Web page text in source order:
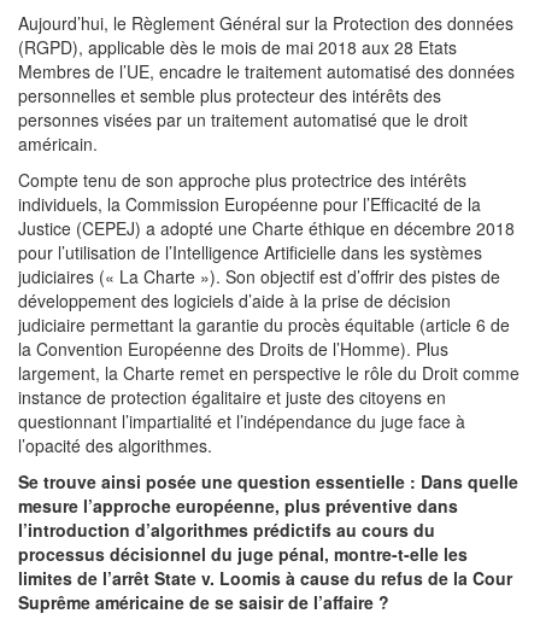
Aujourd’hui, le Règlement Général sur la Protection des données
(RGPD), applicable dès le mois de mai 2018 aux 28 Etats
Membres de l’UE, encadre le traitement automatisé des données
personnelles et semble plus protecteur des intérêts des
personnes visées par un traitement automatisé que le droit
américain.
Compte tenu de son approche plus protectrice des intérêts
individuels, la Commission Européenne pour l’Efficacité de la
Justice (CEPEJ) a adopté une Charte éthique en décembre 2018
pour l’utilisation de l’Intelligence Artificielle dans les systèmes
judiciaires (« La Charte »). Son objectif est d’offrir des pistes de
développement des logiciels d’aide à la prise de décision
judiciaire permettant la garantie du procès équitable (article 6 de
la Convention Européenne des Droits de l’Homme). Plus
largement, la Charte remet en perspective le rôle du Droit comme
instance de protection égalitaire et juste des citoyens en
questionnant l’impartialité et l’indépendance du juge face à
l’opacité des algorithmes.
Se trouve ainsi posée une question essentielle : Dans quelle
mesure l’approche européenne, plus préventive dans
l’introduction d’algorithmes prédictifs au cours du
processus décisionnel du juge pénal, montre-t-elle les
limites de l’arrêt State v. Loomis à cause du refus de la Cour
Suprême américaine de se saisir de l’affaire ?